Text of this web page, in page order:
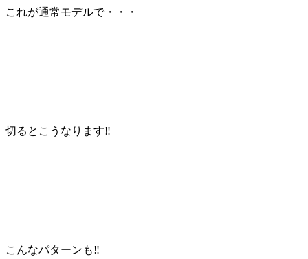
これが通常モデルで・・・
切るとこうなります‼
こんなパターンも‼